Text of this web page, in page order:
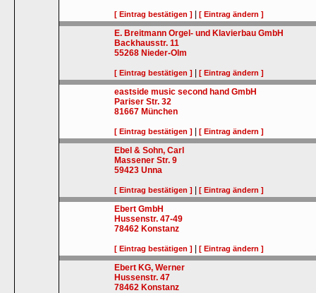
[ Eintrag bestätigen ] |[ Eintrag ändern ]
E. Breitmann Orgel- und Klavierbau GmbH
Backhausstr. 11
55268 Nieder-Olm
[ Eintrag bestätigen ] |[ Eintrag ändern ]
eastside music second hand GmbH
Pariser Str. 32
81667 München
[ Eintrag bestätigen ] |[ Eintrag ändern ]
Ebel & Sohn, Carl
Massener Str. 9
59423 Unna
[ Eintrag bestätigen ] |[ Eintrag ändern ]
Ebert GmbH
Hussenstr. 47-49
78462 Konstanz
[ Eintrag bestätigen ] |[ Eintrag ändern ]
Ebert KG, Werner
Hussenstr. 47
78462 Konstanz